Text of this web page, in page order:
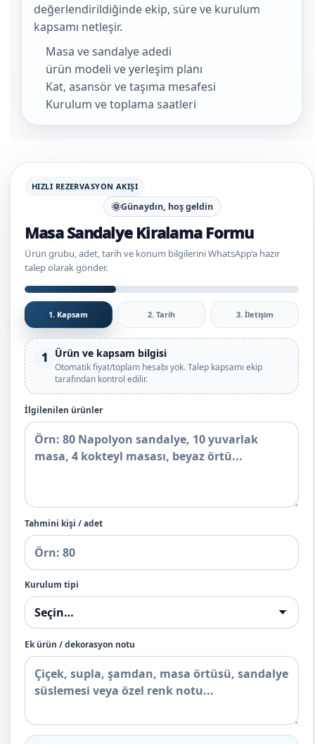
değerlendirildiğinde ekip, süre ve kurulum
kapsamı netleşir.
Masa ve sandalye adedi
ürün modeli ve yerleşim planı
Kat, asansör ve taşıma mesafesi
Kurulum ve toplama saatleri
HIZLI REZERVASYON AKIŞI
🌞Günaydın, hoş geldin
Masa Sandalye Kiralama Formu
Ürün grubu, adet, tarih ve konum bilgilerini WhatsApp’a hazır
talep olarak gönder.
1. Kapsam 2. Tarih 3. İletişim
1 Ürün ve kapsam bilgisi
Otomatik fiyat/toplam hesabı yok. Talep kapsamı ekip
tarafından kontrol edilir.
İlgilenilen ürünler
Tahmini kişi / adet
Kurulum tipi
Ek ürün / dekorasyon notu